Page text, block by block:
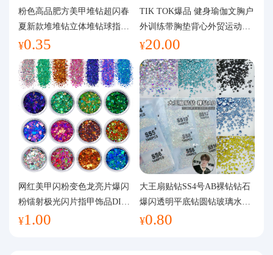
粉色高品肥方美甲堆钻超闪春
夏新款堆堆钻立体堆钻球指甲
装饰品
¥0.35
TIK TOK爆品 健身瑜伽文胸户
外训练带胸垫背心外贸运动瑜
伽服女
¥20.00
网红美甲闪粉变色龙亮片爆闪
粉镭射极光闪片指甲饰品DIY
手工流麻
¥1.00
大王扇贴钻SS4号AB裸钻钻石
爆闪透明平底钻圆钻玻璃水钻
美甲钻饰
¥0.80